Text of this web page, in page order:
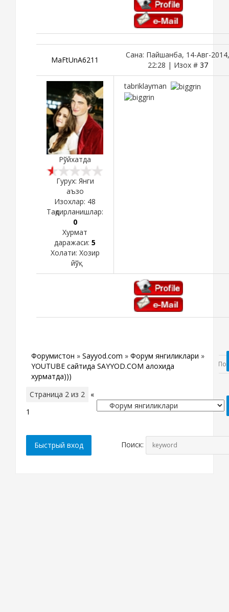
MaFtUnA6211
Сана: Пайшанба, 14-Авг-2014,
22:28 | Изох # 37
Рўйхатда
Гурух: Янги
аъзо
Изохлар: 48
Тақдирланишлар:
0
Хурмат
даражаси: 5
Холати: Хозир
йўқ
tabriklayman
Форумистон » Sayyod.com » Форум янгиликлари »
YOUTUBE сайтида SAYYOD.COM алохида
хурматда)))
Страница 2 из 2
«
1
Поиск: